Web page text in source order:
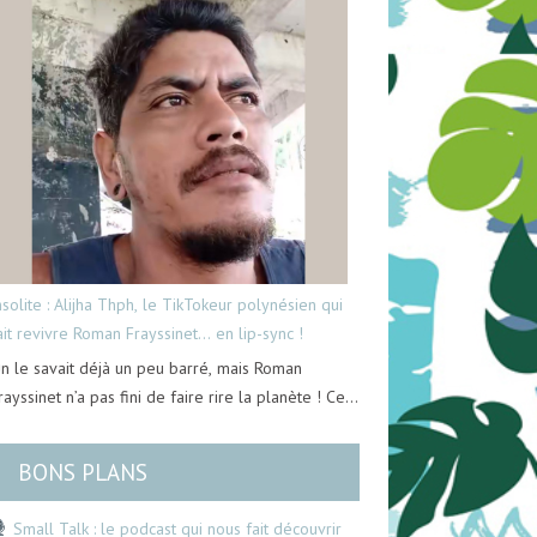
: Alijha Thph, le TikTokeur polynésien qui
revivre Roman Frayssinet… en lip-sync !
le savait déjà un peu barré, mais Roman
n’a pas fini de faire rire la planète ! Ce…
BONS PLANS
Small Talk : le podcast qui nous fait découvrir